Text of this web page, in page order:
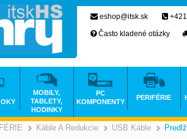
Káble A Redukcie USB Káble
eshop@itsk.sk
Často kladené otázky
MOBILY,
TABLETY,
HODINKY
PC
KOMPONENTY
PERIFÉRIE